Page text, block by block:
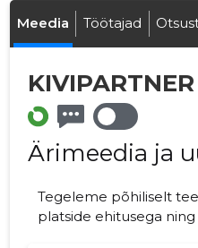
Meedia Töötajad
Ärimeedia ja
Tegeleme põhiliselt
platside ehitusega